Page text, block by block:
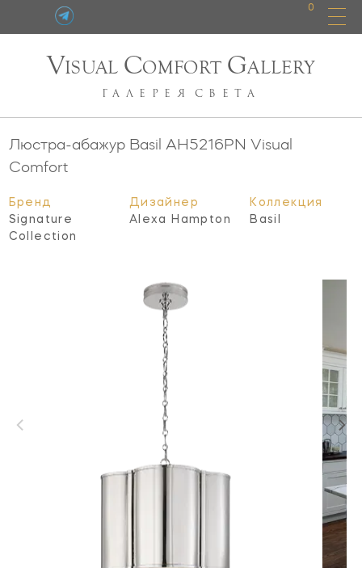
0
VISUAL COMFORT GALLERY
ГАЛЕРЕЯ СВЕТА
Люстра-абажур Basil AH5216PN Visual
Comfort
Бренд
Signature
Collection
Дизайнер
Alexa Hampton
Коллекция
Basil